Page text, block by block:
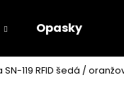
Opasky
119 RFID šedá /